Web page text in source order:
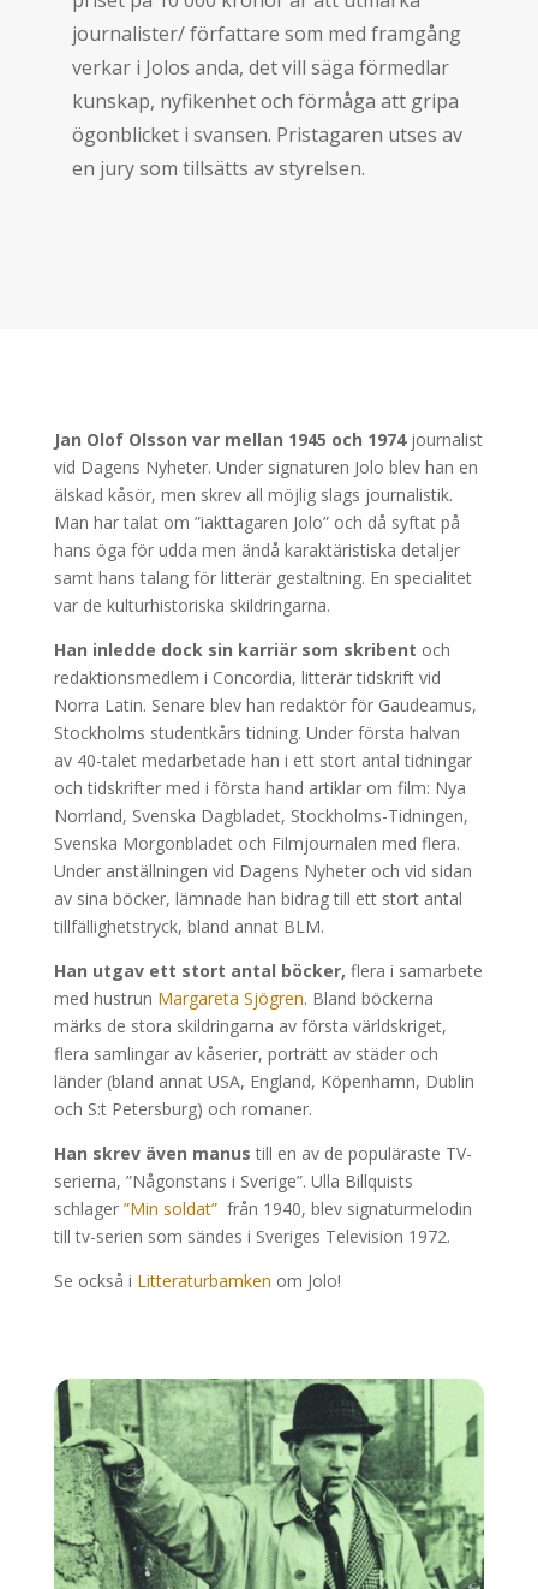
journalister/ författare som med framgång
verkar i Jolos anda, det vill säga förmedlar
kunskap, nyfikenhet och förmåga att gripa
ögonblicket i svansen. Pristagaren utses av
en jury som tillsätts av styrelsen.
Jan Olof Olsson var mellan 1945 och 1974journalist
vid Dagens Nyheter. Under signaturen Jolo blev han en
älskad kåsör, men skrev all möjlig slags journalistik.
Man har talat om ”iakttagaren Jolo” och då syftat på
hans öga för udda men ändå karaktäristiska detaljer
samt hans talang för litterär gestaltning. En specialitet
var de kulturhistoriska skildringarna.
Han inledde dock sin karriär som skribent och
redaktionsmedlem i Concordia, litterär tidskrift vid
Norra Latin. Senare blev han redaktör för Gaudeamus,
Stockholms studentkårs tidning. Under första halvan
av 40-talet medarbetade han i ett stort antal tidningar
och tidskrifter med i första hand artiklar om film: Nya
Norrland, Svenska Dagbladet, Stockholms-Tidningen,
Svenska Morgonbladet och Filmjournalen med flera.
Under anställningen vid Dagens Nyheter och vid sidan
av sina böcker, lämnade han bidrag till ett stort antal
tillfällighetstryck, bland annat BLM.
Han utgav ett stort antal böcker, flera i samarbete
med hustrun Margareta Sjögren. Bland böckerna
märks de stora skildringarna av första världskriget,
flera samlingar av kåserier, porträtt av städer och
länder (bland annat USA, England, Köpenhamn, Dublin
och S:t Petersburg) och romaner.
Han skrev även manus till en av de populäraste TV-
serierna, ”Någonstans i Sverige”. Ulla Billquists
schlager ”Min soldat”från 1940, blev signaturmelodin
till tv-serien som sändes i Sveriges Television 1972.
Se också i Litteraturbamken om Jolo!